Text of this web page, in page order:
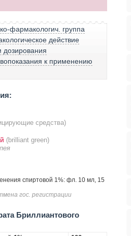
фармакологич. группа
действие
дозирования
к применению
средства)
(brilliant green)
спиртовой 1%: фл. 10 мл, 15
гос. регистрации
Бриллиантового